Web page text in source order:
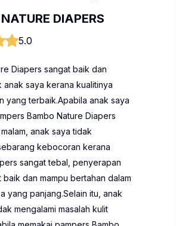
DIAPERS
5.0
Diapers sangat baik dan
anak saya kerana kualitinya
yang terbaik.Apabila anak saya
Bambo Nature Diapers
anak saya tidak
kebocoran kerana
sangat tebal, penyerapan
baik dan mampu bertahan dalam
yang panjang.Selain itu, anak
mengalami masalah kulit